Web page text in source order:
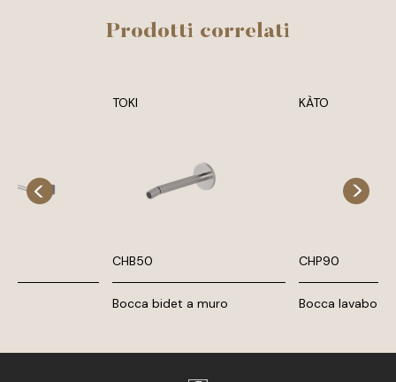
Prodotti correlati
TOKI
CHB50
Bocca bidet a muro
KÀTO
CHP90
Bocca lavabo a